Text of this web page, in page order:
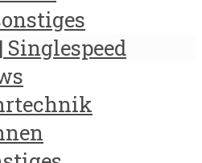
Singlespeed